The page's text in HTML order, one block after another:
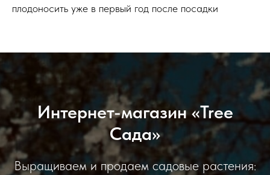
плодоносить уже в первый год после посадки
Интернет-магазин «Tree
Сада»
Выращиваем и продаем садовые растения: